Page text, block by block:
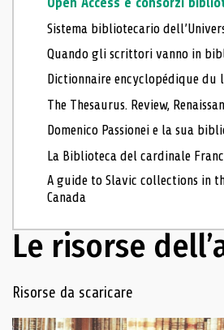
Sistema bibliotecario
Quando gli scrittori vanno in
Dictionnaire encyclopédique du
The Thesaurus. Review,
Domenico Passionei e la sua
La Biblioteca del cardinale
A guide to Slavic collections in
Canada
Le risorse
Navigazione delle risorse
Risorse da scaricare